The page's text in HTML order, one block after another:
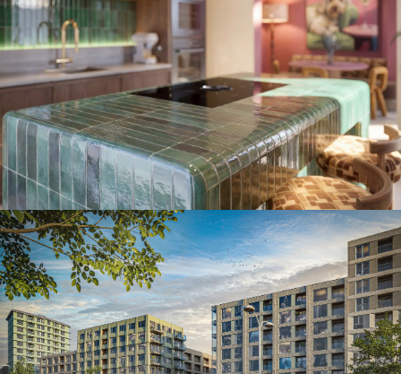
Eclectisch wonen met karakter
Grootstedelijke ontwikkeling